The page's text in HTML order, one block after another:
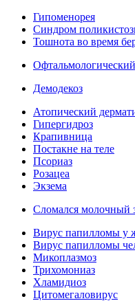
Гипоменорея
Синдром
Тошнота во время
Демодекоз
Атопический
Гипергидроз
Крапивница
Постакне на теле
Псориаз
Розацеа
Экзема
Сломался молочный
Вирус папилломы у
Вирус папилломы
Микоплазмоз
Трихомониаз
Хламидиоз
Цитомегаловирус